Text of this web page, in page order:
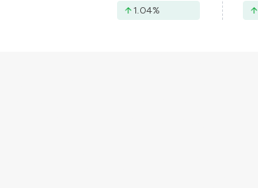
1.04%